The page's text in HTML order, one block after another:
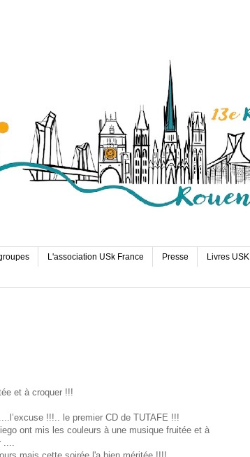
L'association USk France Presse Livres USK
et à croquer !!!
!!!.. le premier CD de TUTAFE !!!
ont mis les couleurs à une musique fruitée et à
....